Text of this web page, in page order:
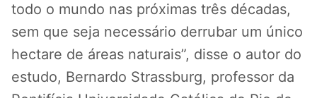
todo o mundo nas próximas três décadas,
sem que seja necessário derrubar um único
hectare de áreas naturais”, disse o autor do
estudo, Bernardo Strassburg, professor da